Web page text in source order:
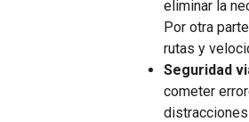
eliminar la
Por otra
rutas y
Seguridad
cometer